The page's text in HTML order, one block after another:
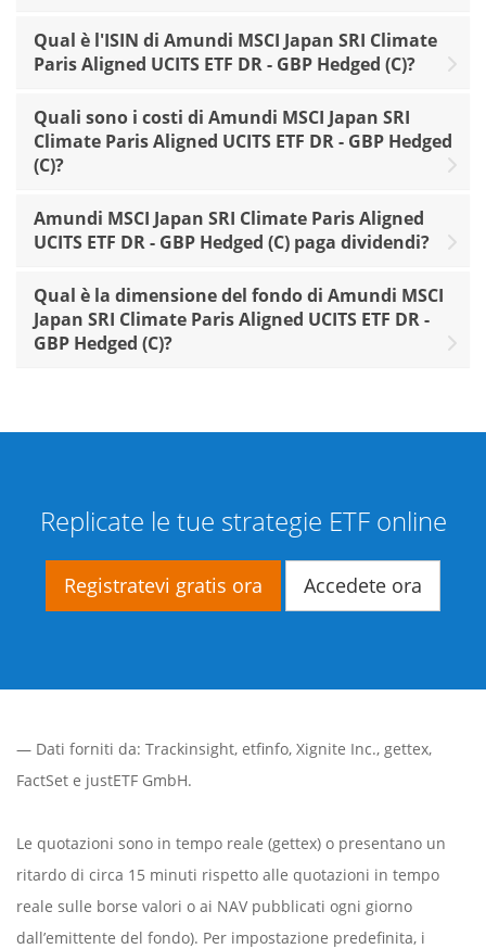
Qual è l'ISIN di Amundi MSCI Japan SRI Climate
Paris Aligned UCITS ETF DR - GBP Hedged (C)?
Quali sono i costi di Amundi MSCI Japan SRI
Climate Paris Aligned UCITS ETF DR - GBP Hedged
(C)?
Amundi MSCI Japan SRI Climate Paris Aligned
UCITS ETF DR - GBP Hedged (C) paga dividendi?
Qual è la dimensione del fondo di Amundi MSCI
Japan SRI Climate Paris Aligned UCITS ETF DR -
GBP Hedged (C)?
Replicate le tue strategie ETF online
Registratevi gratis ora Accedete ora
— Dati forniti da: Trackinsight, etfinfo, Xignite Inc., gettex,
FactSet e justETF GmbH.
Le quotazioni sono in tempo reale (gettex) o presentano un
ritardo di circa 15 minuti rispetto alle quotazioni in tempo
reale sulle borse valori o ai NAV pubblicati ogni giorno
dall’emittente del fondo). Per impostazione predefinita, i